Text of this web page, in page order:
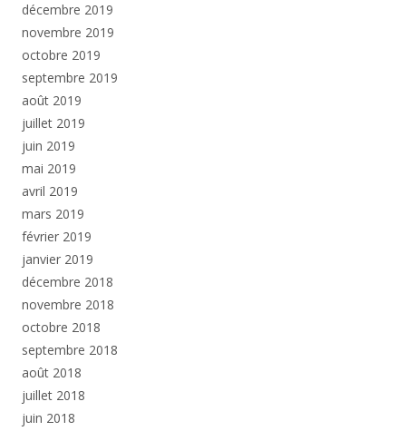
décembre 2019
novembre 2019
octobre 2019
septembre 2019
août 2019
juillet 2019
juin 2019
mai 2019
avril 2019
mars 2019
février 2019
janvier 2019
décembre 2018
novembre 2018
octobre 2018
septembre 2018
août 2018
juillet 2018
juin 2018